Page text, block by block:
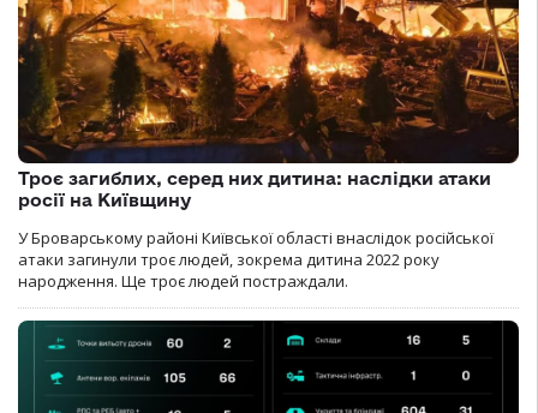
Троє загиблих, серед них дитина: наслідки атаки
росії на Київщину
У Броварському районі Київської області внаслідок російської
атаки загинули троє людей, зокрема дитина 2022 року
народження. Ще троє людей постраждали.